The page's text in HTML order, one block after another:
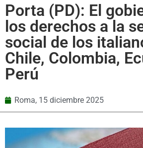
Porta (PD): El
los derechos a la
social de los
Chile, Colombia,
Perú
Roma, 15 diciembre 2025